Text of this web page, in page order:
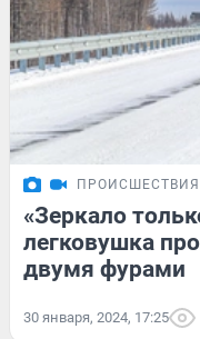
ПРОИСШЕСТВИЯ
«Зеркало
легковушка
двумя фурами
30 января, 2024, 17:25